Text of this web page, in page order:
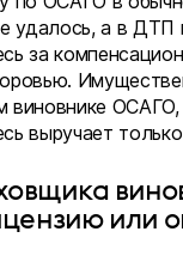
удалось, а в ДТП
за
виновнике
выручает
или